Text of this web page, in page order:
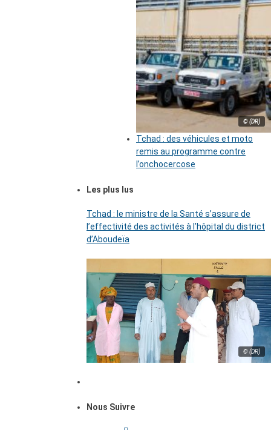
© (DR)
Tchad : des véhicules et moto
remis au programme contre
l’onchocercose
Les plus lus
Tchad : le ministre de la Santé s’assure de
l’effectivité des activités à l’hôpital du district
d’Aboudeïa
© (DR)
Nous Suivre